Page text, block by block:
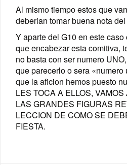
Al mismo tiempo estos que
deberian tomar buena nota
Y aparte del G10 en este
que encabezar esta comitiva,
no basta con ser numero
que parecerlo o sera
que la aficion hemos puesto
LES TOCA A ELLOS,
LAS GRANDES FIGURAS
LECCION DE COMO SE
FIESTA.